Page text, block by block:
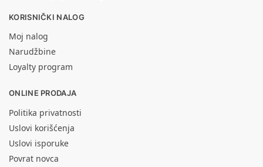
KORISNIČKI NALOG
Moj nalog
Narudžbine
Loyalty program
ONLINE PRODAJA
Politika privatnosti
Uslovi korišćenja
Uslovi isporuke
Povrat novca